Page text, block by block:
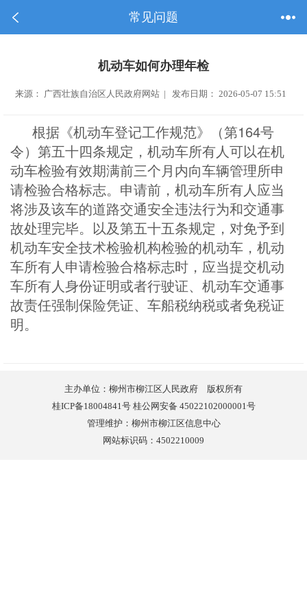
常见问题
机动车如何办理年检
来源： 广西壮族自治区人民政府网站 | 发布日期： 2026-05-07 15:51
根据《机动车登记工作规范》（第164号
令）第五十四条规定，机动车所有人可以在机
动车检验有效期满前三个月内向车辆管理所申
请检验合格标志。申请前，机动车所有人应当
将涉及该车的道路交通安全违法行为和交通事
故处理完毕。以及第五十五条规定，对免予到
机动车安全技术检验机构检验的机动车，机动
车所有人申请检验合格标志时，应当提交机动
车所有人身份证明或者行驶证、机动车交通事
故责任强制保险凭证、车船税纳税或者免税证
明。
主办单位：柳州市柳江区人民政府 版权所有
桂ICP备18004841号 桂公网安备 45022102000001号
管理维护：柳州市柳江区信息中心
网站标识码：4502210009